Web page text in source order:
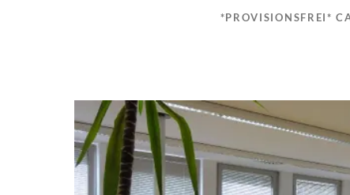
*PROVISIONSFREI*